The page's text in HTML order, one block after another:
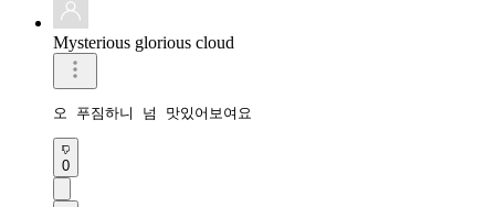
Mysterious glorious cloud
오 푸짐하니 넘 맛있어보여요
0